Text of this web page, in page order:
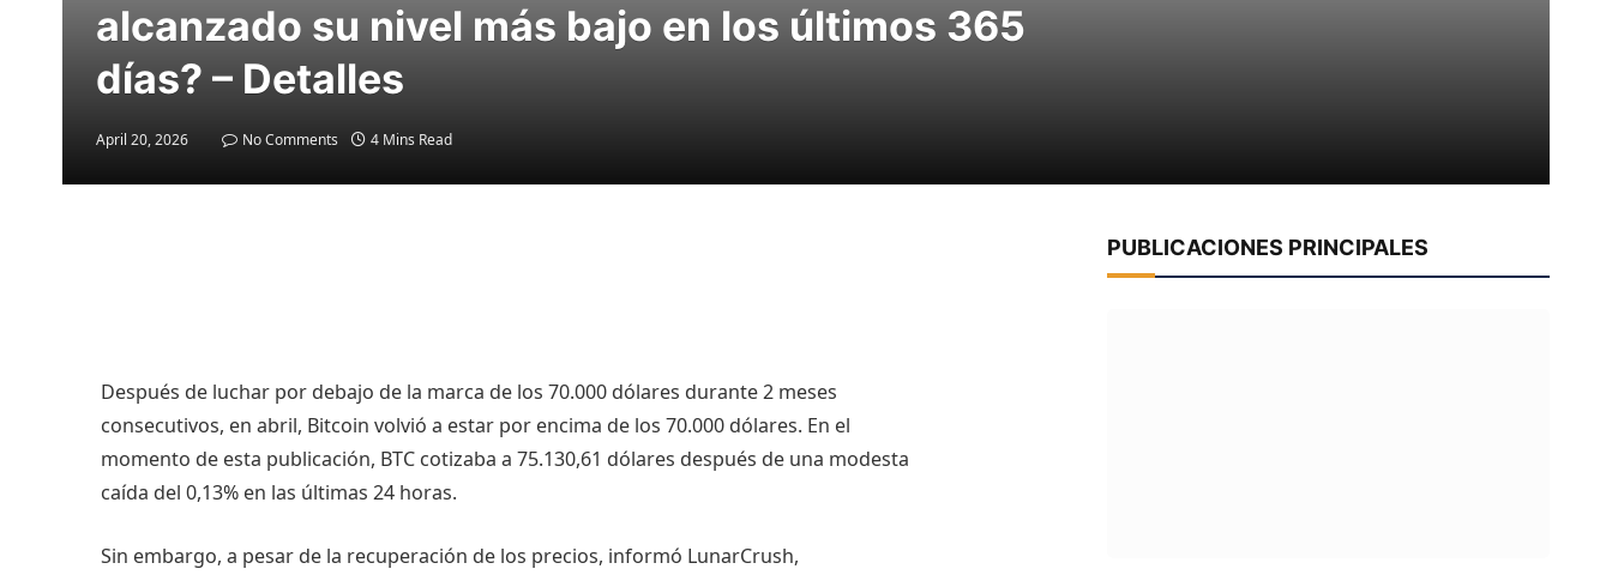
alcanzado su nivel más bajo en los últimos 365
días? – Detalles
April 20, 2026 No Comments 4 Mins Read
Después de luchar por debajo de la marca de los 70.000 dólares durante 2 meses
consecutivos, en abril, Bitcoin volvió a estar por encima de los 70.000 dólares. En el
momento de esta publicación, BTC cotizaba a 75.130,61 dólares después de una modesta
caída del 0,13% en las últimas 24 horas.
Sin embargo, a pesar de la recuperación de los precios, informó LunarCrush,
PUBLICACIONES PRINCIPALES